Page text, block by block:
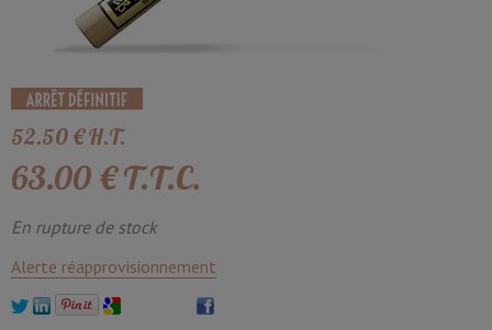
52.50€H.T.
63.00 €T.T.C.
En rupture de stock
Alerte réapprovisionnement